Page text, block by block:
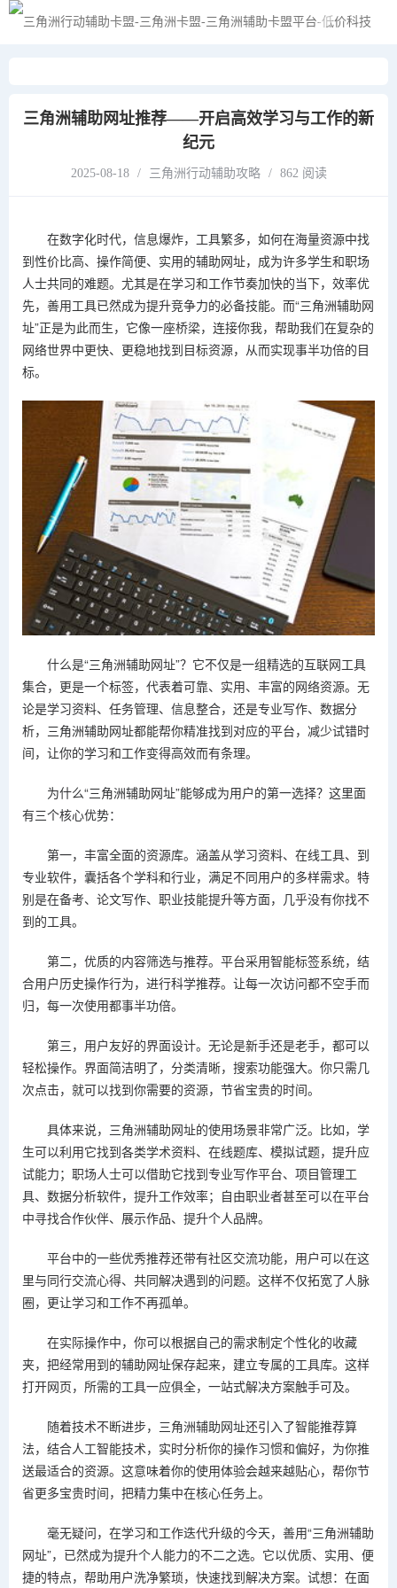
黑夜模式
三角洲辅助网址推荐——开启高效学习与工作的新
纪元
2025-08-18 / 三角洲行动辅助攻略 / 862 阅读
在数字化时代，信息爆炸，工具繁多，如何在海量资源中找
到性价比高、操作简便、实用的辅助网址，成为许多学生和职场
人士共同的难题。尤其是在学习和工作节奏加快的当下，效率优
先，善用工具已然成为提升竞争力的必备技能。而“三角洲辅助网
址”正是为此而生，它像一座桥梁，连接你我，帮助我们在复杂的
网络世界中更快、更稳地找到目标资源，从而实现事半功倍的目
标。
什么是“三角洲辅助网址”？它不仅是一组精选的互联网工具
集合，更是一个标签，代表着可靠、实用、丰富的网络资源。无
论是学习资料、任务管理、信息整合，还是专业写作、数据分
析，三角洲辅助网址都能帮你精准找到对应的平台，减少试错时
间，让你的学习和工作变得高效而有条理。
为什么“三角洲辅助网址”能够成为用户的第一选择？这里面
有三个核心优势：
第一，丰富全面的资源库。涵盖从学习资料、在线工具、到
专业软件，囊括各个学科和行业，满足不同用户的多样需求。特
别是在备考、论文写作、职业技能提升等方面，几乎没有你找不
到的工具。
第二，优质的内容筛选与推荐。平台采用智能标签系统，结
合用户历史操作行为，进行科学推荐。让每一次访问都不空手而
归，每一次使用都事半功倍。
第三，用户友好的界面设计。无论是新手还是老手，都可以
轻松操作。界面简洁明了，分类清晰，搜索功能强大。你只需几
次点击，就可以找到你需要的资源，节省宝贵的时间。
具体来说，三角洲辅助网址的使用场景非常广泛。比如，学
生可以利用它找到各类学术资料、在线题库、模拟试题，提升应
试能力；职场人士可以借助它找到专业写作平台、项目管理工
具、数据分析软件，提升工作效率；自由职业者甚至可以在平台
中寻找合作伙伴、展示作品、提升个人品牌。
平台中的一些优秀推荐还带有社区交流功能，用户可以在这
里与同行交流心得、共同解决遇到的问题。这样不仅拓宽了人脉
圈，更让学习和工作不再孤单。
在实际操作中，你可以根据自己的需求制定个性化的收藏
夹，把经常用到的辅助网址保存起来，建立专属的工具库。这样
打开网页，所需的工具一应俱全，一站式解决方案触手可及。
随着技术不断进步，三角洲辅助网址还引入了智能推荐算
法，结合人工智能技术，实时分析你的操作习惯和偏好，为你推
送最适合的资源。这意味着你的使用体验会越来越贴心，帮你节
省更多宝贵时间，把精力集中在核心任务上。
毫无疑问，在学习和工作迭代升级的今天，善用“三角洲辅助
网址”，已然成为提升个人能力的不二之选。它以优质、实用、便
捷的特点，帮助用户洗净繁琐，快速找到解决方案。试想：在面